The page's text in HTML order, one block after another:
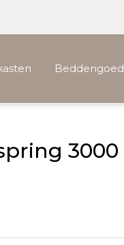
Beddengoed
3000